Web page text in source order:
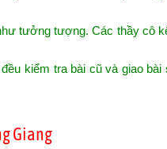
tưởng tượng. Các thầy cô
kiểm tra bài cũ và giao bài
Giang